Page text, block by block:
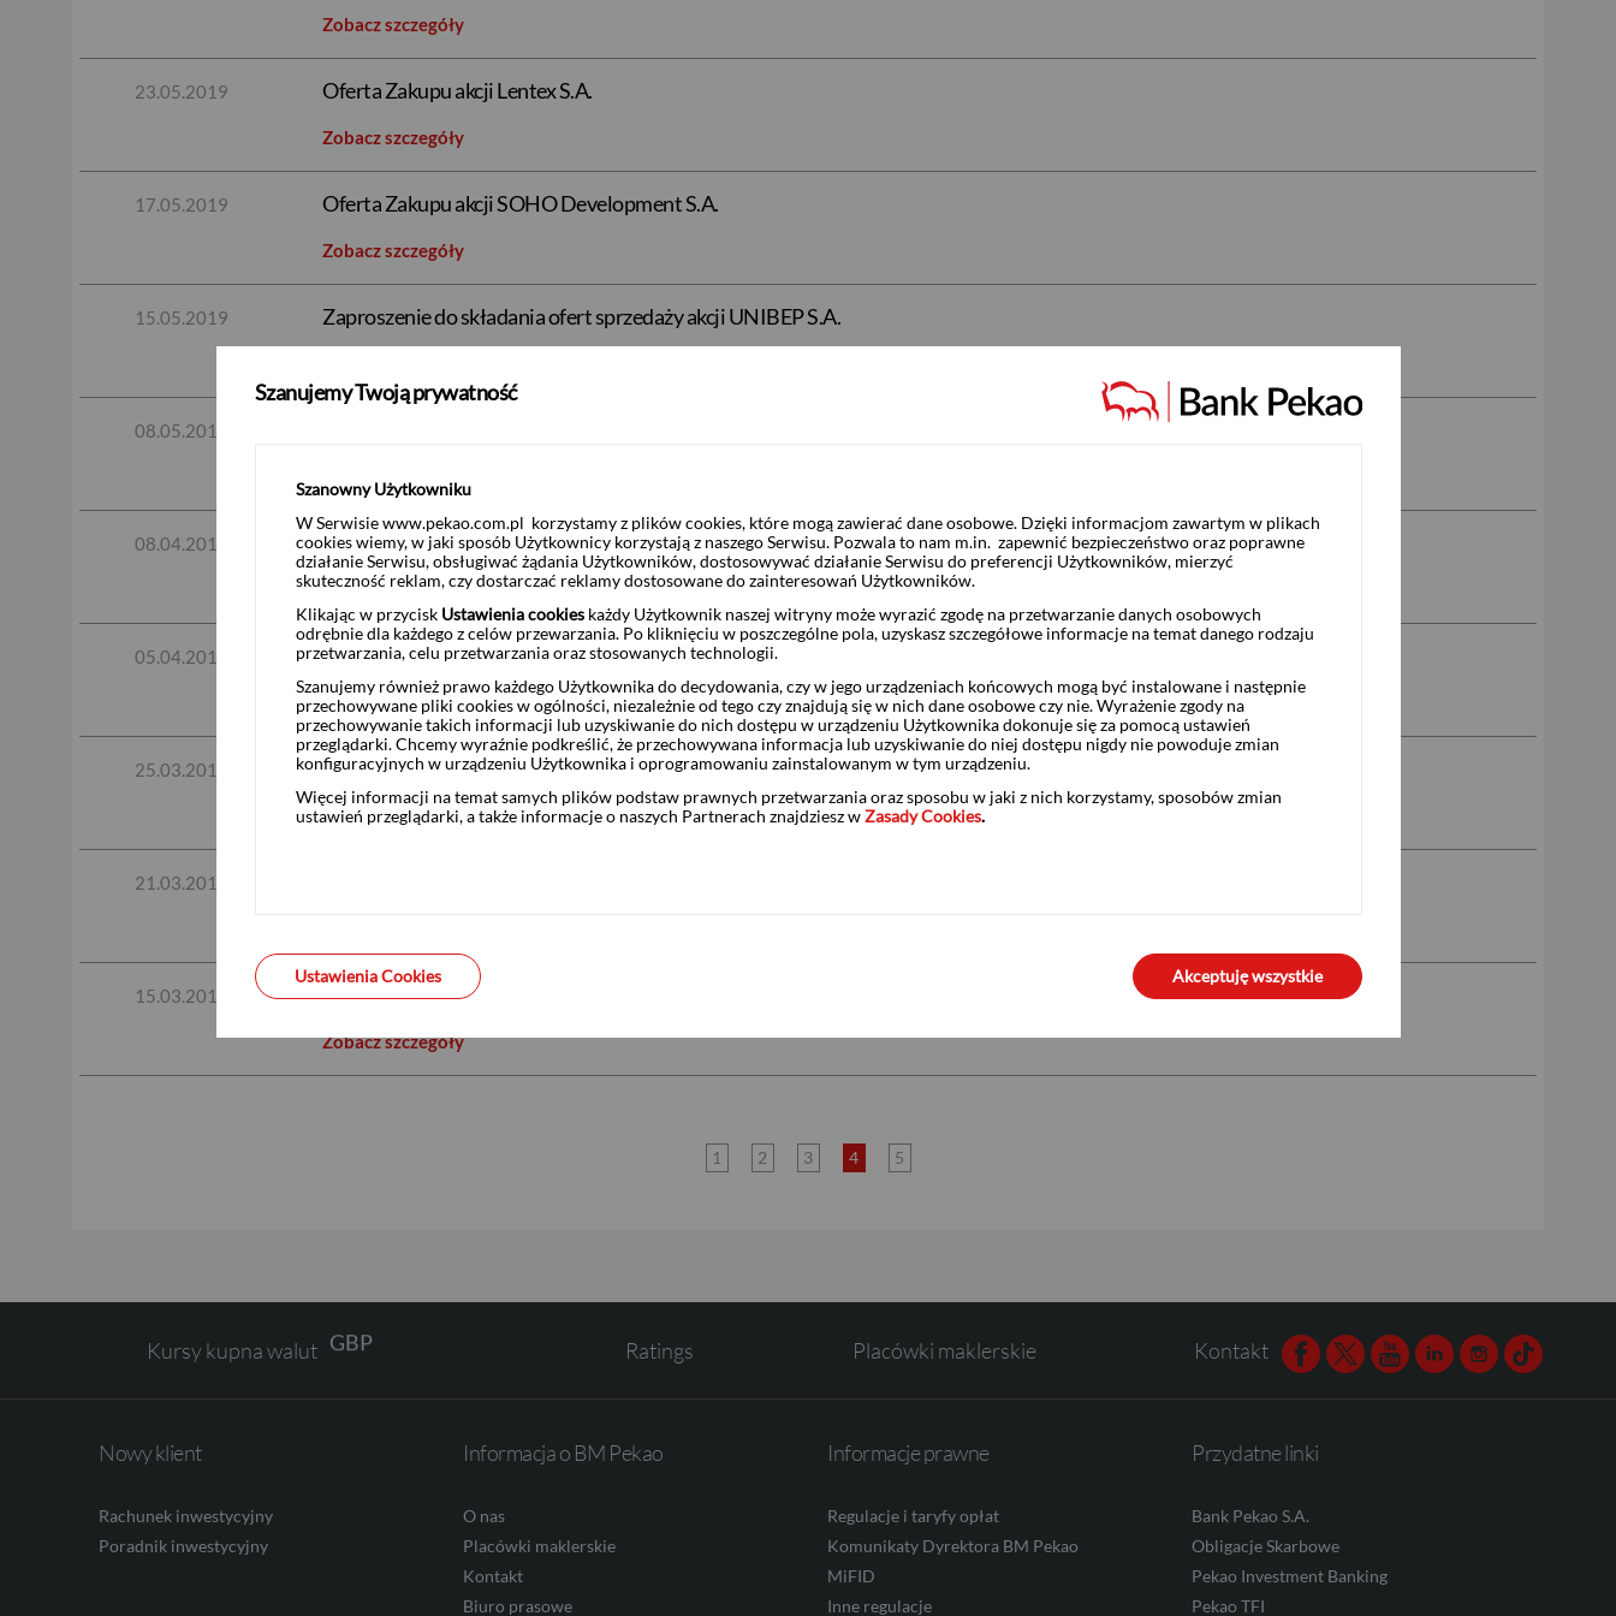
Zobacz szczegóły
23.05.2019 Oferta Zakupu akcji Lentex S.A.
Zobacz szczegóły
17.05.2019 Oferta Zakupu akcji SOHO Development S.A.
Zobacz szczegóły
15.05.2019 Zaproszenie do składania ofert sprzedaży akcji UNIBEP S.A.
08.05.2019
08.04.2019 Zaproszenie do składania ofert sprzedaży akcji TRANS POLONIA S.A.
Zobacz szczegóły
05.04.2019 Zaproszenie do składania Ofert Sprzedaży Akcji spółki J.W. CONSTRUCTION HOLDING S.A.
Zobacz szczegóły
25.03.2019 Oferta Zakupu Akcji NEUCA S.A.
Zobacz szczegóły
21.03.2019
15.03.2019 Oferta Zakupu Akcji Internity S.A.
Zobacz szczegóły
1 2 3 4 5
Kursy kupna walut
USD
Ratings Placówki maklerskie Kontakt Facebook
TwitterYoutubeLinkedinInstagram
TikTok
Nowy klient
Rachunek inwestycyjny
Poradnik inwestycyjny
Informacja o BM Pekao
O nas
Placówki maklerskie
Kontakt
Biuro prasowe
Informacje prawne
Regulacje i taryfy opłat
Komunikaty Dyrektora BM Pekao
MiFID
Inne regulacje
Przydatne linki
Bank Pekao S.A.
Obligacje Skarbowe
Pekao Investment Banking
Pekao TFI
Szanujemy Twoją prywatność
Szanowny Użytkowniku
W Serwisie www.pekao.com.pl korzystamy z plików cookies, które mogą zawierać dane osobowe. Dzięki informacjom zawartym w plikach
cookies wiemy, w jaki sposób Użytkownicy korzystają z naszego Serwisu. Pozwala to nam m.in. zapewnić bezpieczeństwo oraz poprawne
działanie Serwisu, obsługiwać żądania Użytkowników, dostosowywać działanie Serwisu do preferencji Użytkowników, mierzyć
skuteczność reklam, czy dostarczać reklamy dostosowane do zainteresowań Użytkowników.
Klikając w przycisk Ustawienia cookies każdy Użytkownik naszej witryny może wyrazić zgodę na przetwarzanie danych osobowych
odrębnie dla każdego z celów przewarzania. Po kliknięciu w poszczególne pola, uzyskasz szczegółowe informacje na temat danego rodzaju
przetwarzania, celu przetwarzania oraz stosowanych technologii.
Szanujemy również prawo każdego Użytkownika do decydowania, czy w jego urządzeniach końcowych mogą być instalowane i następnie
przechowywane pliki cookies w ogólności, niezależnie od tego czy znajdują się w nich dane osobowe czy nie. Wyrażenie zgody na
przechowywanie takich informacji lub uzyskiwanie do nich dostępu w urządzeniu Użytkownika dokonuje się za pomocą ustawień
przeglądarki. Chcemy wyraźnie podkreślić, że przechowywana informacja lub uzyskiwanie do niej dostępu nigdy nie powoduje zmian
konfiguracyjnych w urządzeniu Użytkownika i oprogramowaniu zainstalowanym w tym urządzeniu.
Więcej informacji na temat samych plików podstaw prawnych przetwarzania oraz sposobu w jaki z nich korzystamy, sposobów zmian
ustawień przeglądarki, a także informacje o naszych Partnerach znajdziesz wZasady Cookies.
Ustawienia Cookies Akceptuję wszystkie